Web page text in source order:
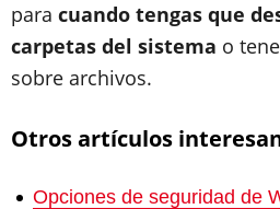
para cuando tengas que
carpetas del sistema o
sobre archivos.
Otros artículos
Opciones de seguridad de